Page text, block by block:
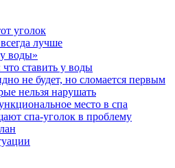
уголок
лучше
воды»
ставить у воды
не будет, но сломается первым
нельзя нарушать
место в спа
спа-уголок в проблему